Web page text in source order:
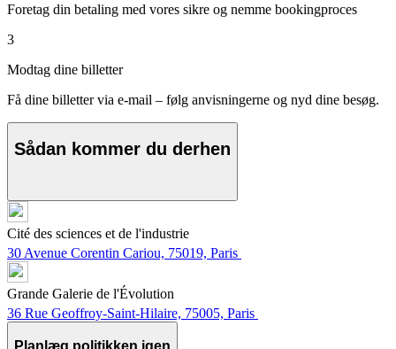
Foretag din betaling med vores sikre og nemme bookingproces
3
Modtag dine billetter
Få dine billetter via e-mail – følg anvisningerne og nyd dine besøg.
Sådan kommer du derhen
Cité des sciences et de l'industrie
30 Avenue Corentin Cariou, 75019, Paris
Grande Galerie de l'Évolution
36 Rue Geoffroy-Saint-Hilaire, 75005, Paris
Planlæg politikken igen